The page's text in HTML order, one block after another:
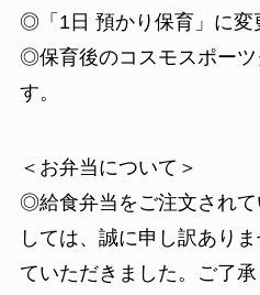
◎「1日 預かり保育」に変
◎保育後のコスモスポー
す。
＜お弁当について＞
◎給食弁当をご注文されて
しては、誠に申し訳あり
ていただきました。ご了承